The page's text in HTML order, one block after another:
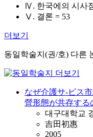
Ⅳ. 한국에의 시사
Ⅴ. 결론 = 53
더보기
동일학술지(권/호) 다른
なぜ介護サ-ビス
營形態が共存する
대구대학교
吉田初惠
2005